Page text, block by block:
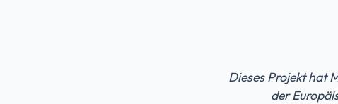
Dieses Projekt hat
der